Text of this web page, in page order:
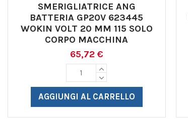
SMERIGLIATRICE ANG
BATTERIA GP20V 623445
WOKIN VOLT 20 MM 115 SOLO
CORPO MACCHINA
65,72 €
AGGIUNGI AL CARRELLO